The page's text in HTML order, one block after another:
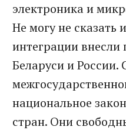
электроника и
Не могу не сказать
интеграции
Беларуси и
национальное
стран. Они